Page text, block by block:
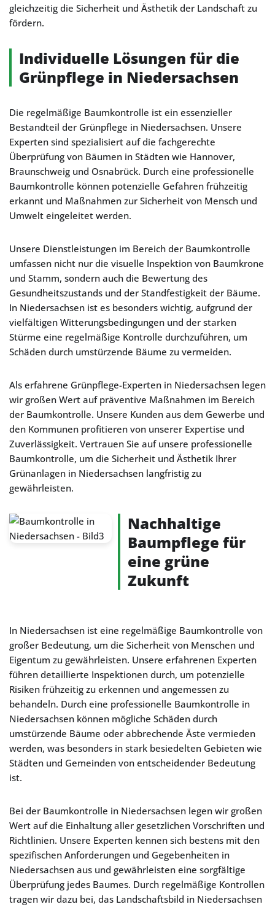
gleichzeitig die Sicherheit und Ästhetik der Landschaft zu
fördern.
Individuelle Lösungen für die
Grünpflege in Niedersachsen
Die regelmäßige Baumkontrolle ist ein essenzieller
Bestandteil der Grünpflege in Niedersachsen. Unsere
Experten sind spezialisiert auf die fachgerechte
Überprüfung von Bäumen in Städten wie Hannover,
Braunschweig und Osnabrück. Durch eine professionelle
Baumkontrolle können potenzielle Gefahren frühzeitig
erkannt und Maßnahmen zur Sicherheit von Mensch und
Umwelt eingeleitet werden.
Unsere Dienstleistungen im Bereich der Baumkontrolle
umfassen nicht nur die visuelle Inspektion von Baumkrone
und Stamm, sondern auch die Bewertung des
Gesundheitszustands und der Standfestigkeit der Bäume.
In Niedersachsen ist es besonders wichtig, aufgrund der
vielfältigen Witterungsbedingungen und der starken
Stürme eine regelmäßige Kontrolle durchzuführen, um
Schäden durch umstürzende Bäume zu vermeiden.
Als erfahrene Grünpflege-Experten in Niedersachsen legen
wir großen Wert auf präventive Maßnahmen im Bereich
der Baumkontrolle. Unsere Kunden aus dem Gewerbe und
den Kommunen profitieren von unserer Expertise und
Zuverlässigkeit. Vertrauen Sie auf unsere professionelle
Baumkontrolle, um die Sicherheit und Ästhetik Ihrer
Grünanlagen in Niedersachsen langfristig zu
gewährleisten.
Nachhaltige
Baumpflege für
eine grüne
Zukunft
In Niedersachsen ist eine regelmäßige Baumkontrolle von
großer Bedeutung, um die Sicherheit von Menschen und
Eigentum zu gewährleisten. Unsere erfahrenen Experten
führen detaillierte Inspektionen durch, um potenzielle
Risiken frühzeitig zu erkennen und angemessen zu
behandeln. Durch eine professionelle Baumkontrolle in
Niedersachsen können mögliche Schäden durch
umstürzende Bäume oder abbrechende Äste vermieden
werden, was besonders in stark besiedelten Gebieten wie
Städten und Gemeinden von entscheidender Bedeutung
ist.
Bei der Baumkontrolle in Niedersachsen legen wir großen
Wert auf die Einhaltung aller gesetzlichen Vorschriften und
Richtlinien. Unsere Experten kennen sich bestens mit den
spezifischen Anforderungen und Gegebenheiten in
Niedersachsen aus und gewährleisten eine sorgfältige
Überprüfung jedes Baumes. Durch regelmäßige Kontrollen
tragen wir dazu bei, das Landschaftsbild in Niedersachsen